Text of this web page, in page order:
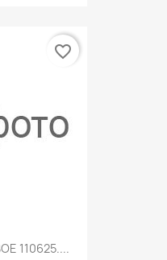
110625....
favorite_border